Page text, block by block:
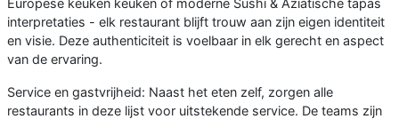
interpretaties - elk restaurant blijft trouw aan zijn eigen identiteit
en visie. Deze authenticiteit is voelbaar in elk gerecht en aspect
van de ervaring.
Service en gastvrijheid: Naast het eten zelf, zorgen alle
restaurants in deze lijst voor uitstekende service. De teams zijn